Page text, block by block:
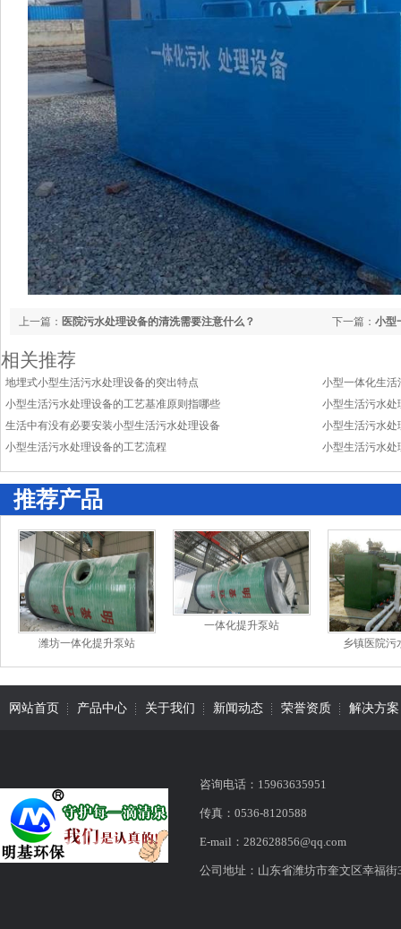
下一篇： 小型
上一篇： 医院污水处理设备的清洗需要注意什么？
相关推荐
地埋式小型生活污水处理设备的突出特点
小型一体化生活
小型生活污水处理设备的工艺基准原则指哪些
小型生活污水处
生活中有没有必要安装小型生活污水处理设备
小型生活污水处
小型生活污水处理设备的工艺流程
小型生活污水处
推荐产品
潍坊一体化提升泵站
一体化提升泵站
乡镇医院污
网站首页 产品中心 关于我们 新闻动态 荣誉资质 解决方案
咨询电话：15963635951
传真：0536-8120588
E-mail：282628856@qq.com
公司地址：山东省潍坊市奎文区幸福街